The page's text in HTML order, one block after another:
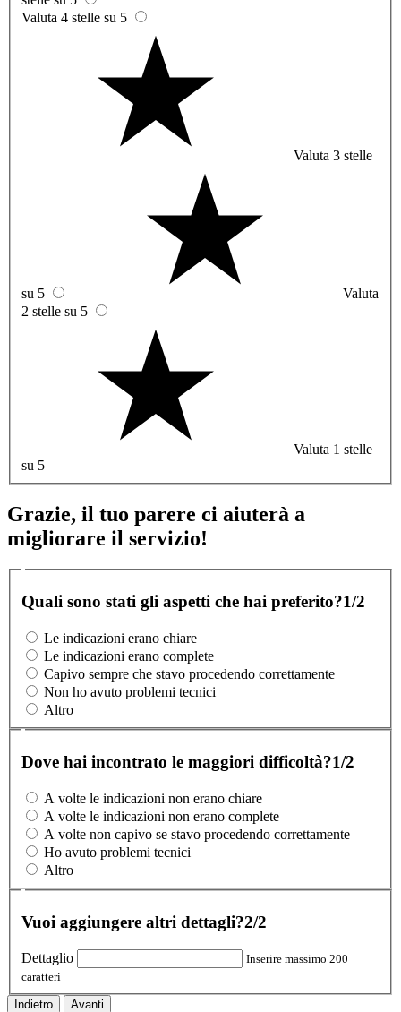
Valuta 4 stelle su 5
Valuta 3 stelle
su 5
Valuta
2 stelle su 5
Valuta 1 stelle
su 5
Grazie, il tuo parere ci aiuterà a
migliorare il servizio!
Quali sono stati gli aspetti che hai preferito?1/2
Le indicazioni erano chiare
Le indicazioni erano complete
Capivo sempre che stavo procedendo correttamente
Non ho avuto problemi tecnici
Altro
Dove hai incontrato le maggiori difficoltà?1/2
A volte le indicazioni non erano chiare
A volte le indicazioni non erano complete
A volte non capivo se stavo procedendo correttamente
Ho avuto problemi tecnici
Altro
Vuoi aggiungere altri dettagli?2/2
Dettaglio
Inserire massimo 200
caratteri
Indietro Avanti